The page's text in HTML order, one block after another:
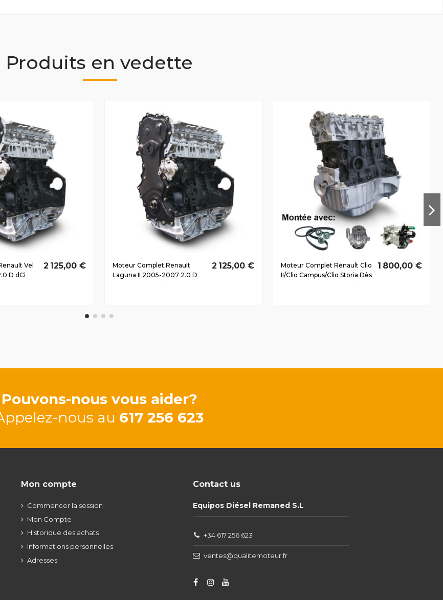
Produits en vedette
Vel
D dCi
2 125,00 €
Moteur Complet Renault
Laguna II 2005-2007 2.0 D
2 125,00 €
Moteur Complet Renault Clio
II/Clio Campus/Clio Storia Dès
1 800,00 €
Pouvons-nous vous aider?
nous au 617 256 623
Mon compte
Commencer la session
Mon Compte
Historique des achats
Informations personnelles
Adresses
Contact us
Equipos Diésel Remaned S.L
+34 617 256 623
ventes@qualitemoteur.fr